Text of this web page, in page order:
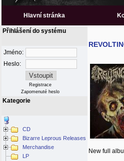
Hlavní stránka
Přihlášení do systému
Jméno:
Heslo:
Registrace
Zapomenuté heslo
Kategorie
CD
Bizarre Leprous Releases
Merchandise
LP
New full